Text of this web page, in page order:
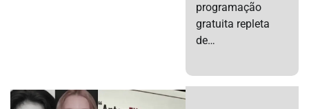
programação
gratuita repleta
de…